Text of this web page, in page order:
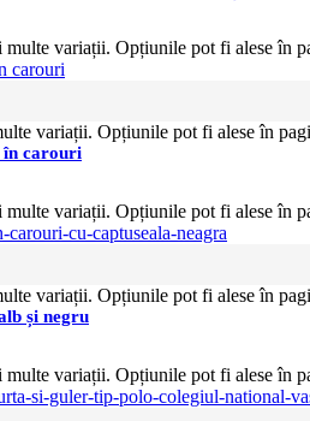
multe variații. Opțiunile pot fi alese în
variații. Opțiunile pot fi alese în
în carouri
multe variații. Opțiunile pot fi alese în
variații. Opțiunile pot fi alese în
și negru
multe variații. Opțiunile pot fi alese în